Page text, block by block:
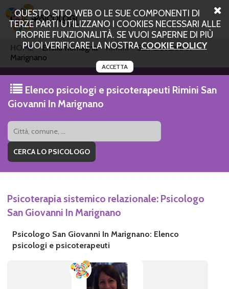
QUESTO SITO WEB O LE SUE COMPONENTI DI
TERZE PARTI UTILIZZANO I COOKIES NECESSARI ALLE
PROPRIE FUNZIONALITÀ. SE VUOI SAPERNE DI PIÙ
PUOI VERIFICARE LA NOSTRACOOKIE POLICY
ACCETTA
HOME Emilia Romagna Rimini
San Giovanni In
Marignano
Elenco psicologi e psicoterapeuti Rimini San
Giovanni In Marignano
Psicoterapia sistemico relazionale: Psicologo
San Giovanni In Marignano
Psicologo San Giovanni In Marignano: Elenco
psicologi e psicoterapeuti